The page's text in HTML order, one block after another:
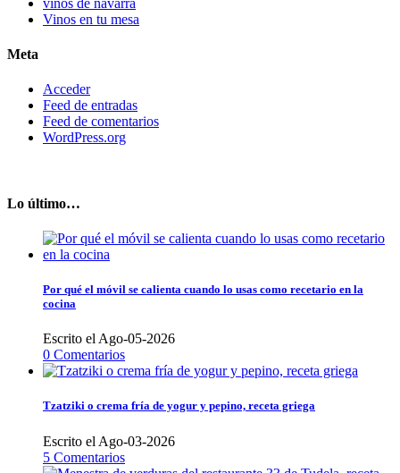
Vinos en tu mesa
Meta
Acceder
Feed de entradas
Feed de comentarios
WordPress.org
Lo último…
Por qué el móvil se calienta cuando lo usas como recetario en la
cocina
Escrito el Ago-05-2026
0 Comentarios
Tzatziki o crema fría de yogur y pepino, receta griega
Escrito el Ago-03-2026
5 Comentarios